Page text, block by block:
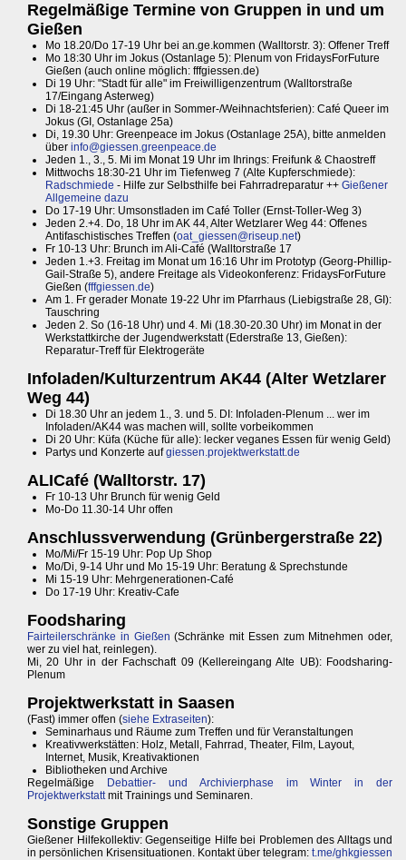
Regelmäßige Termine von Gruppen in und um
Gießen
Mo 18.20/Do 17-19 Uhr bei an.ge.kommen (Walltorstr. 3): Offener Treff
Mo 18:30 Uhr im Jokus (Ostanlage 5): Plenum von FridaysForFuture
Gießen (auch online möglich: fffgiessen.de)
Di 19 Uhr: "Stadt für alle" im Freiwilligenzentrum (Walltorstraße
17/Eingang Asterweg)
Di 18-21:45 Uhr (außer in Sommer-/Weihnachtsferien): Café Queer im
Jokus (GI, Ostanlage 25a)
Di, 19.30 Uhr: Greenpeace im Jokus (Ostanlage 25A), bitte anmelden
über info@giessen.greenpeace.de
Jeden 1., 3., 5. Mi im Monat 19 Uhr im Ihrings: Freifunk & Chaostreff
Mittwochs 18:30-21 Uhr im Tiefenweg 7 (Alte Kupferschmiede):
Radschmiede - Hilfe zur Selbsthilfe bei Fahrradreparatur ++ Gießener
Allgemeine dazu
Do 17-19 Uhr: Umsonstladen im Café Toller (Ernst-Toller-Weg 3)
Jeden 2.+4. Do, 18 Uhr im AK 44, Alter Wetzlarer Weg 44: Offenes
Antifaschistisches Treffen (oat_giessen@riseup.net)
Fr 10-13 Uhr: Brunch im Ali-Café (Walltorstraße 17
Jeden 1.+3. Freitag im Monat um 16:16 Uhr im Prototyp (Georg-Phillip-
Gail-Straße 5), andere Freitage als Videokonferenz: FridaysForFuture
Gießen (fffgiessen.de)
Am 1. Fr gerader Monate 19-22 Uhr im Pfarrhaus (Liebigstraße 28, GI):
Tauschring
Jeden 2. So (16-18 Uhr) und 4. Mi (18.30-20.30 Uhr) im Monat in der
Werkstattkirche der Jugendwerkstatt (Ederstraße 13, Gießen):
Reparatur-Treff für Elektrogeräte
Infoladen/Kulturzentrum AK44 (Alter Wetzlarer
Weg 44)
Di 18.30 Uhr an jedem 1., 3. und 5. DI: Infoladen-Plenum ... wer im
Infoladen/AK44 was machen will, sollte vorbeikommen
Di 20 Uhr: Küfa (Küche für alle): lecker veganes Essen für wenig Geld)
Partys und Konzerte aufgiessen.projektwerkstatt.de
ALICafé (Walltorstr. 17)
Fr 10-13 Uhr Brunch für wenig Geld
Mo-Do 11.30-14 Uhr offen
Anschlussverwendung (Grünbergerstraße 22)
Mo/Mi/Fr 15-19 Uhr: Pop Up Shop
Mo/Di, 9-14 Uhr und Mo 15-19 Uhr: Beratung & Sprechstunde
Mi 15-19 Uhr: Mehrgenerationen-Café
Do 17-19 Uhr: Kreativ-Cafe
Foodsharing
Fairteilerschränke in Gießen (Schränke mit Essen zum Mitnehmen oder,
wer zu viel hat, reinlegen).
Mi, 20 Uhr in der Fachschaft 09 (Kellereingang Alte UB): Foodsharing-
Plenum
Projektwerkstatt in Saasen
(Fast) immer offen (siehe Extraseiten):
Seminarhaus und Räume zum Treffen und für Veranstaltungen
Kreativwerkstätten: Holz, Metall, Fahrrad, Theater, Film, Layout,
Internet, Musik, Kreativaktionen
Bibliotheken und Archive
Regelmäßige
Debattier- und Archivierphase im Winter in der
Projektwerkstattmit Trainings und Seminaren.
Sonstige Gruppen
Gießener Hilfekollektiv: Gegenseitige Hilfe bei Problemen des Alltags und
in persönlichen Krisensituationen. Kontakt über telegram: t.me/ghkgiessen